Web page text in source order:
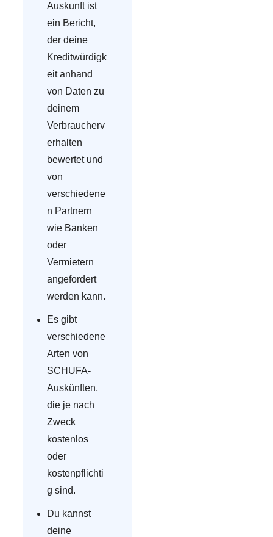
Auskunft ist
ein Bericht,
der deine
Kreditwürdigk
eit anhand
von Daten zu
deinem
Verbraucherv
erhalten
bewertet und
von
verschiedene
n Partnern
wie Banken
oder
Vermietern
angefordert
werden kann.
Es gibt
verschiedene
Arten von
SCHUFA-
Auskünften,
die je nach
Zweck
kostenlos
oder
kostenpflichti
g sind.
Du kannst
deine